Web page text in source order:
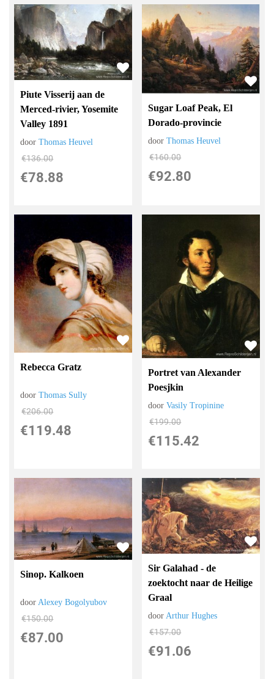
Piute Visserij aan de
Merced-rivier, Yosemite
Valley 1891
doorThomas Heuvel
€136.00
€78.88
Sugar Loaf Peak, El
Dorado-provincie
doorThomas Heuvel
€160.00
€92.80
Rebecca Gratz
doorThomas Sully
€206.00
€119.48
Portret van Alexander
Poesjkin
doorVasily Tropinine
€199.00
€115.42
Sinop. Kalkoen
door Alexey Bogolyubov
€150.00
€87.00
Sir Galahad - de
zoektocht naar de Heilige
Graal
doorArthur Hughes
€157.00
€91.06